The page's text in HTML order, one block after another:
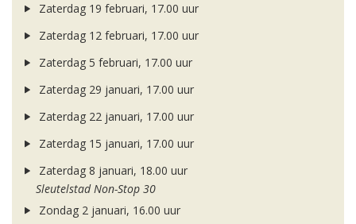
Zaterdag 19 februari, 17.00 uur
Zaterdag 12 februari, 17.00 uur
Zaterdag 5 februari, 17.00 uur
Zaterdag 29 januari, 17.00 uur
Zaterdag 22 januari, 17.00 uur
Zaterdag 15 januari, 17.00 uur
Zaterdag 8 januari, 18.00 uur
Sleutelstad Non-Stop 30
Zondag 2 januari, 16.00 uur